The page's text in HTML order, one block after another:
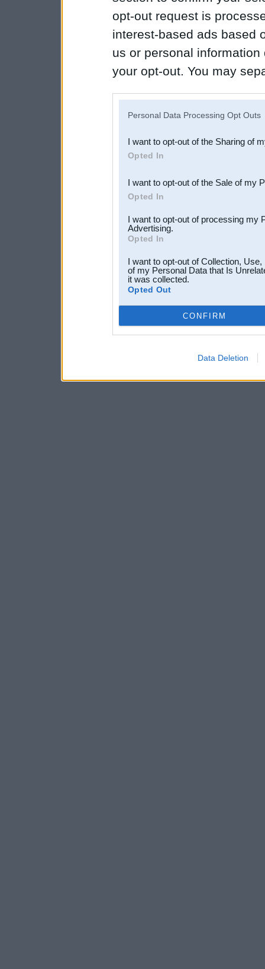
opt-out request is
interest-based ads based
us or personal
your opt-out. You may
Downstream Participants
third parties.
Personal Data Processing Opt Outs
I want to opt-out of the Sharing of
Opted In
I want to opt-out of the Sale of my
Opted In
I want to opt-out of processing my
Advertising.
Opted In
I want to opt-out of Collection,
of my Personal Data that Is
it was collected.
Opted Out
CONFIRM
Data Deletion